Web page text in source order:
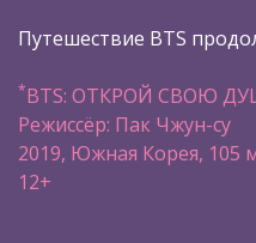
Путешествие BTS
*BTS: ОТКРОЙ СВОЮ
Режиссёр: Пак Чжун-су
2019, Южная Корея, 105
12+